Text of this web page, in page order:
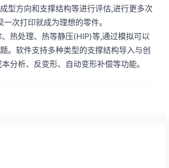
型方向和支撑结构等进行评估,进行更多次
次打印就成为理想的零件。
热处理、热等静压(HIP)等,通过模拟可以
。软件支持多种类型的支撑结构导入与创
分析、反变形、自动变形补偿等功能。